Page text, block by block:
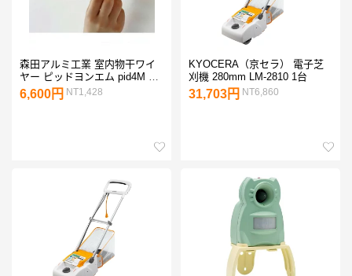
森田アルミ工業 室内物干ワイ
ヤー ピッドヨンエム pid4M 1
台
6,600円 NT1,428
KYOCERA（京セラ） 電子芝
刈機 280mm LM-2810 1台
31,703円 NT6,860